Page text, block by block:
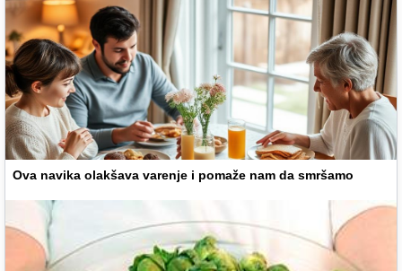
Ova navika olakšava varenje i pomaže nam da smršamo